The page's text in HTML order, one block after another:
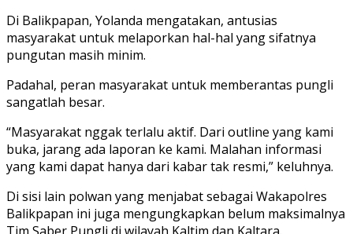
Di Balikpapan, Yolanda mengatakan, antusias
masyarakat untuk melaporkan hal-hal yang sifatnya
pungutan masih minim.
Padahal, peran masyarakat untuk memberantas pungli
sangatlah besar.
“Masyarakat nggak terlalu aktif. Dari outline yang kami
buka, jarang ada laporan ke kami. Malahan informasi
yang kami dapat hanya dari kabar tak resmi,” keluhnya.
Di sisi lain polwan yang menjabat sebagai Wakapolres
Balikpapan ini juga mengungkapkan belum maksimalnya